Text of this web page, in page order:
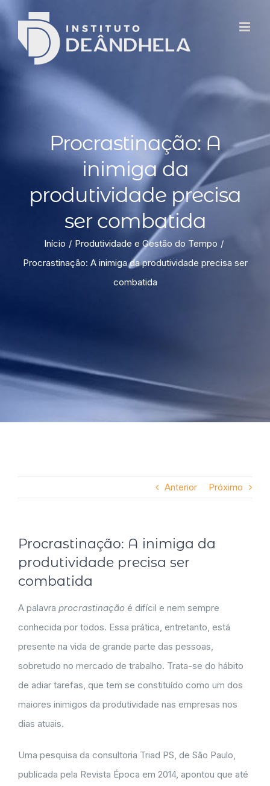
Procrastinação: A
inimiga da
produtividade precisa
ser combatida
Início
Produtividade e Gestão do Tempo
Procrastinação: A inimiga da produtividade precisa ser
combatida
Anterior Próximo
Procrastinação: A inimiga da
produtividade precisa ser
combatida
A palavra procrastinação é difícil e nem sempre
conhecida por todos. Essa prática, entretanto, está
presente na vida de grande parte das pessoas,
sobretudo no mercado de trabalho. Trata-se do hábito
de adiar tarefas, que tem se constituído como um dos
maiores inimigos da produtividade nas empresas nos
dias atuais.
Uma pesquisa da consultoria Triad PS, de São Paulo,
publicada pela Revista Época em 2014, apontou que até